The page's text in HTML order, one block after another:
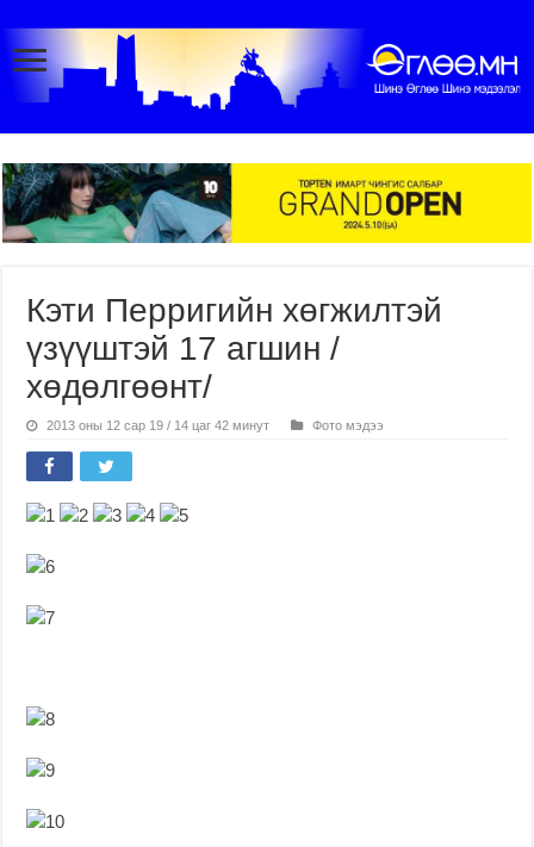
Кэти Перригийн хөгжилтэй
үзүүштэй 17 агшин /
хөдөлгөөнт/
2013 оны 12 сар 19 / 14 цаг 42 минут Фото мэдээ